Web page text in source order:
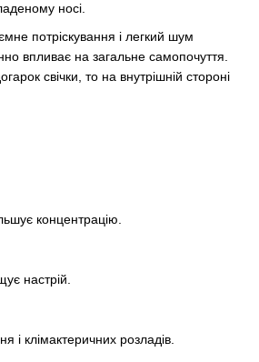
носі.
потріскування і легкий шум
впливає на загальне самопочуття.
свічки, то на внутрішній стороні
концентрацію.
настрій.
і клімактеричних розладів.